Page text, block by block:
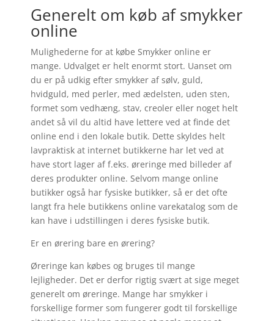
Generelt om køb af smykker
online
Mulighederne for at købe Smykker online er
mange. Udvalget er helt enormt stort. Uanset om
du er på udkig efter smykker af sølv, guld,
hvidguld, med perler, med ædelsten, uden sten,
formet som vedhæng, stav, creoler eller noget helt
andet så vil du altid have lettere ved at finde det
online end i den lokale butik. Dette skyldes helt
lavpraktisk at internet butikkerne har let ved at
have stort lager af f.eks. øreringe med billeder af
deres produkter online. Selvom mange online
butikker også har fysiske butikker, så er det ofte
langt fra hele butikkens online varekatalog som de
kan have i udstillingen i deres fysiske butik.
Er en ørering bare en ørering?
Øreringe kan købes og bruges til mange
lejligheder. Det er derfor rigtig svært at sige meget
generelt om øreringe. Mange har smykker i
forskellige former som fungerer godt til forskellige